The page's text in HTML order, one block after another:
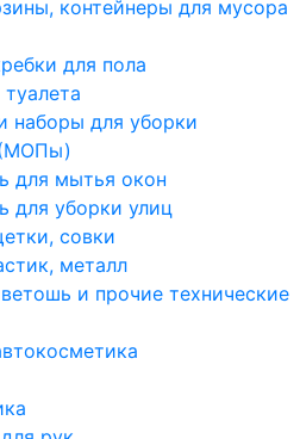
контейнеры для мусора
для пола
наборы для уборки
для мытья окон
для уборки улиц
совки
металл
и прочие технические